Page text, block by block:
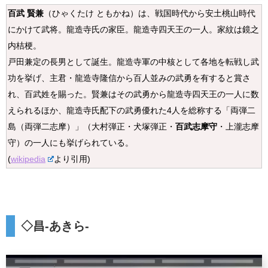
百武 賢兼 （ひゃくたけ ともかね）は、戦国時代から安土桃山時代
にかけて武将。龍造寺氏の家臣。龍造寺四天王の一人。家紋は鏡之
内桔梗。
戸田兼定の長男として誕生。龍造寺軍の中核として各地を転戦し武
功を挙げ、主君・龍造寺隆信から百人並みの武勇を有すると賞さ
れ、百武姓を賜った。賢兼はその武勇から龍造寺四天王の一人に数
えられるほか、龍造寺氏配下の武勇優れた4人を総称する「両弾二
島（両弾二志摩）」（大村弾正・犬塚弾正・ 百武志摩守 ・上瀧志摩
守）の一人にも挙げられている。
(wikipedia より引用)
◇昌-あきら-